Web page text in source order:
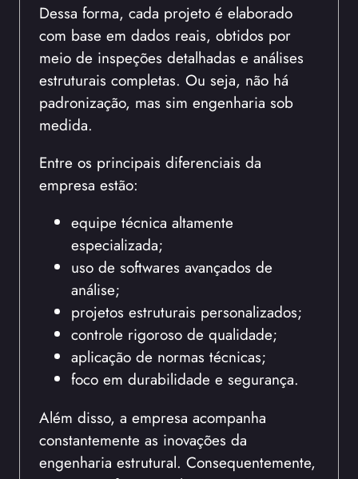
Dessa forma, cada projeto é elaborado
com base em dados reais, obtidos por
meio de inspeções detalhadas e análises
estruturais completas. Ou seja, não há
padronização, mas sim engenharia sob
medida.
Entre os principais diferenciais da
empresa estão:
equipe técnica altamente
especializada;
uso de softwares avançados de
análise;
projetos estruturais personalizados;
controle rigoroso de qualidade;
aplicação de normas técnicas;
foco em durabilidade e segurança.
Além disso, a empresa acompanha
constantemente as inovações da
engenharia estrutural. Consequentemente,